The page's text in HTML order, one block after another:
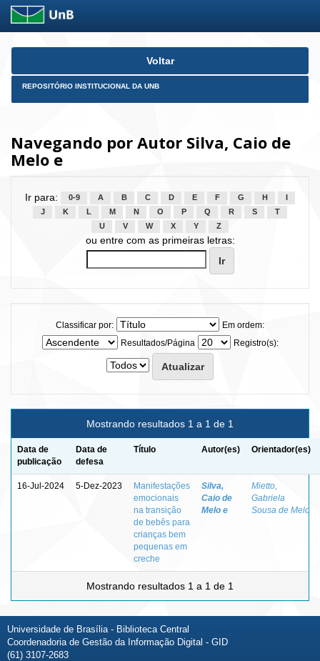
Skip
Voltar
REPOSITÓRIO INSTITUCIONAL DA UNB
Navegando por Autor Silva, Caio de
Melo e
Ir para: 0-9 A B C D E F G H
J
K L M N O P Q R S
T
U
V W X Y Z
ou entre com as primeiras letras:
Classificar por:
Em ordem:
Resultados/Página
Registro(s):
Mostrando resultados 1 a 1 de 1
Data de
publicação
Data de
defesa
Título Autor(es) Orientador(es)
16-Jul-2024 5-Dez-2023
Manifestações
emocionais
na transição
de bebês para
crianças bem
pequenas em
creche
Silva,
Caio de
Melo e
Mietto,
Gabriela
Sousa de Melo
Mostrando resultados 1 a 1 de 1
Universidade de Brasília - Biblioteca Central
Coordenadoria de Gestão da Informação Digital - GID
(61) 3107-2683